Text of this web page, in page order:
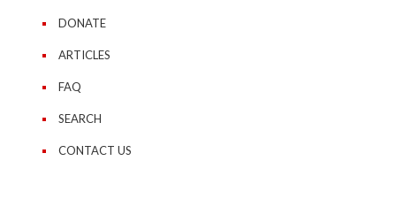
DONATE
ARTICLES
FAQ
SEARCH
CONTACT US